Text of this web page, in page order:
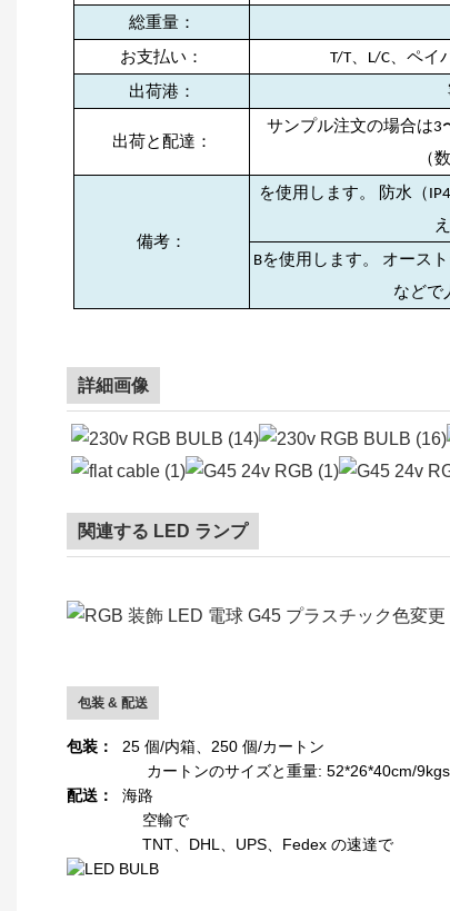
総重量：
お支払い： T/T、L/C、ペイ
出荷港：
出荷と配達：
サンプル注文の場合は3
（
備考：
を使用します。 防水（
Bを使用します。 オース
などで
詳細画像
関連する LED ランプ
包装 & 配送
包装：
25 個/内箱、250 個/カートン
カートンのサイズと重量: 52*26*40cm/9kgs
配送：
海路
空輸で
TNT、DHL、UPS、Fedex の速達で